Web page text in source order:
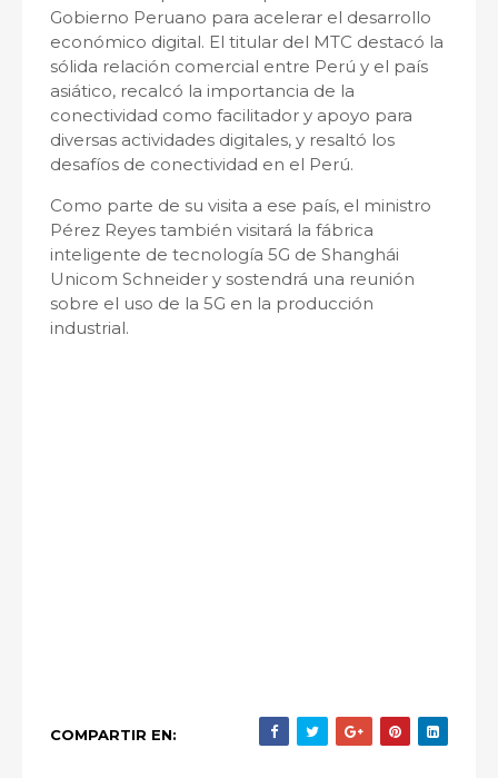
Gobierno Peruano para acelerar el desarrollo
económico digital. El titular del MTC destacó la
sólida relación comercial entre Perú y el país
asiático, recalcó la importancia de la
conectividad como facilitador y apoyo para
diversas actividades digitales, y resaltó los
desafíos de conectividad en el Perú.
Como parte de su visita a ese país, el ministro
Pérez Reyes también visitará la fábrica
inteligente de tecnología 5G de Shanghái
Unicom Schneider y sostendrá una reunión
sobre el uso de la 5G en la producción
industrial.
COMPARTIR EN: